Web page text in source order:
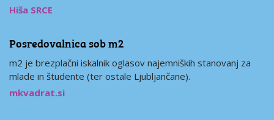
Hiša SRCE
Posredovalnica sob m2
m2 je brezplačni iskalnik oglasov najemniških stanovanj za
mlade in študente (ter ostale Ljubljančane).
mkvadrat.si